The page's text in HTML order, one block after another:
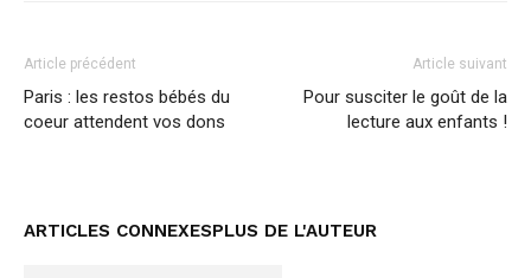
Article précédent
Paris : les restos bébés du
coeur attendent vos dons
Article suivant
Pour susciter le goût de la
lecture aux enfants !
ARTICLES CONNEXESPLUS DE L'AUTEUR